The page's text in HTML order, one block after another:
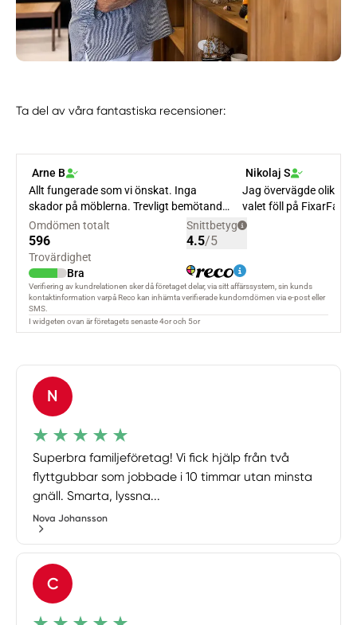
Ta del av våra fantastiska recensioner:
N
Superbra familjeföretag! Vi fick hjälp från två
flyttgubbar som jobbade i 10 timmar utan minsta
gnäll. Smarta, lyssna...
Nova Johansson
C